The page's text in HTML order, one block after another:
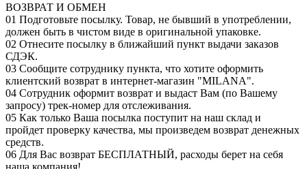
ВОЗВРАТ И ОБМЕН
01 Подготовьте посылку. Товар, не бывший в употреблении,
должен быть в чистом виде в оригинальной упаковке.
02 Отнесите посылку в ближайший пункт выдачи заказов
СДЭК.
03 Сообщите сотруднику пункта, что хотите оформить
клиентский возврат в интернет-магазин "MILANA".
04 Сотрудник оформит возврат и выдаст Вам (по Вашему
запросу) трек-номер для отслеживания.
05 Как только Ваша посылка поступит на наш склад и
пройдет проверку качества, мы произведем возврат денежных
средств.
06 Для Вас возврат БЕСПЛАТНЫЙ, расходы берет на себя